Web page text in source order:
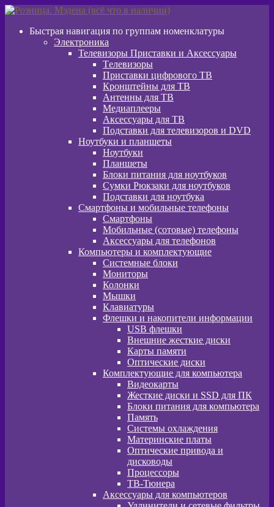
Перейти
навигации
Перейти
содержимому
Быстрая навигация по группам номенклатуры
Электроника
Телевизоры Приставки и Аксессуары
Tелевизоры
Приставки цифрового ТВ
Кронштейны для ТВ
Антенны для ТВ
Медиаплееры
Аксессуары для ТВ
Подставки для телевизоров и DVD
Ноутбуки и планшеты
Ноутбуки
Планшеты
Блоки питания для ноутбуков
Сумки Рюкзаки для ноутбуков
Подставки для ноутбука
Смартфоны и мобильные телефоны
Смартфоны
Мобильные (сотовые) телефоны
Аксессуары для телефонов
Компьютеры и комплектующие
Системные блоки
Мониторы
Колонки
Мышки
Клавиатуры
Флешки и накопители информации
USB флешки
Внешние жесткие диски
Карты памяти
Оптические диски
Комплектующие для компьютера
Видеокарты
Жесткие диски и SSD для ПК
Блоки питания для компьютера
Память
Системы охлаждения
Материнские платы
Оптические привода и
дисководы
Процессоры
ТВ-Тюнера
Аксессуары для компьютеров